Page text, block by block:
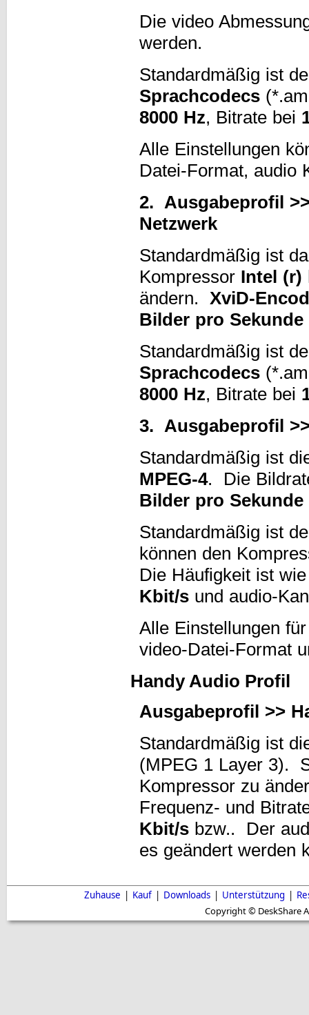
Die video
werden.
Standardmäßig ist
Sprachcodecs
8000 Hz, Bitrate bei
Alle Einstellungen
Datei-Format, audio
2. Ausgabeprofil
Netzwerk
Standardmäßig ist
Kompressor Intel (r)
ändern. XviD-
Bilder pro Sekunde
Standardmäßig ist
Sprachcodecs
8000 Hz, Bitrate bei
3. Ausgabeprofil
Standardmäßig ist
MPEG-4. Die
Bilder pro Sekunde
Standardmäßig ist
können den
Die Häufigkeit ist
Kbit/s und audio-
Alle Einstellungen
video-Datei-Format
Handy Audio Profil
Ausgabeprofil >>
Standardmäßig ist
(MPEG 1 Layer 3).
Kompressor zu
Frequenz- und
Kbit/s bzw.. Der
es geändert werden
Zuhause | Kauf | Downloads | Unterstützung |
Copyright © DeskShare